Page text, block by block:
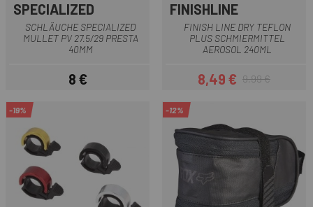
SPECIALIZED
SCHLÄUCHE SPECIALIZED
MULLET PV 27.5/29 PRESTA
40MM
Preis
8 €
FINISHLINE
FINISH LINE DRY TEFLON
PLUS SCHMIERMITTEL
AEROSOL 240ML
Preis
8,49 €Regulärer Preis
9,99 €
-19% -12%